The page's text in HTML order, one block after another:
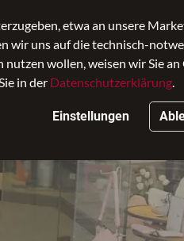
etwa an unsere
wir uns auf die technisch-
wollen, weisen wir Sie
in der Datenschutzerklärung.
Einstellungen